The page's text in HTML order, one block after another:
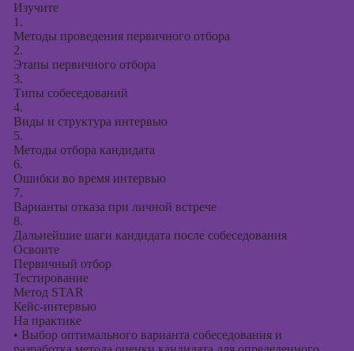
Изучите
1.
Методы проведения первичного отбора
2.
Этапы первичного отбора
3.
Типы собеседований
4.
Виды и структура интервью
5.
Методы отбора кандидата
6.
Ошибки во время интервью
7.
Варианты отказа при личной встрече
8.
Дальнейшие шаги кандидата после собеседования
Освоите
Первичный отбор
Тестирование
Метод STAR
Кейс-интервью
На практике
• Выбор оптимального варианта собеседования и